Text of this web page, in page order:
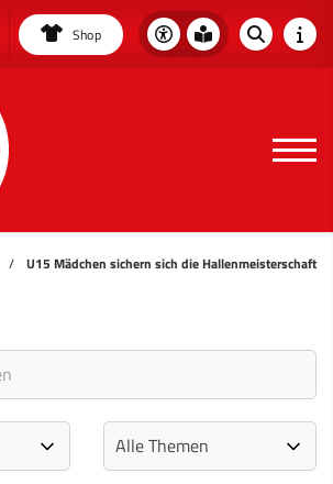
Shop
U15 Mädchen sichern sich die Hallenmeisterschaft